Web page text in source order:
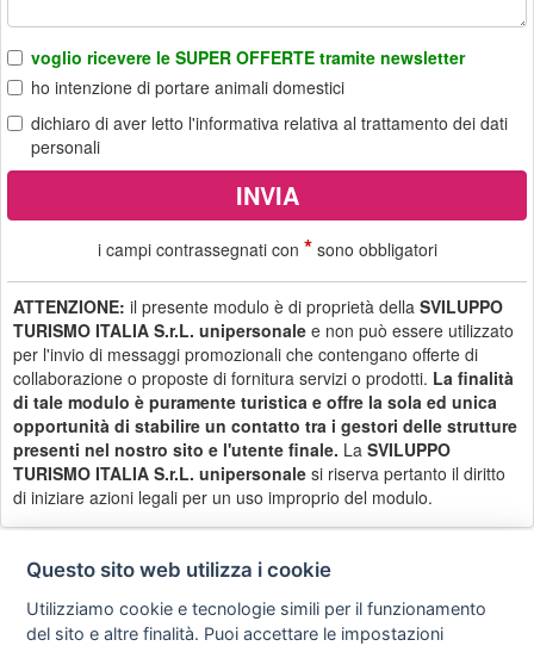
voglio ricevere le SUPER OFFERTE tramite newsletter
ho intenzione di portare animali domestici
dichiaro di aver letto l'informativa relativa al trattamento dei dati
personali
i campi contrassegnati con *sono obbligatori
ATTENZIONE: il presente modulo è di proprietà della SVILUPPO
TURISMO ITALIA S.r.L. unipersonale e non può essere utilizzato
per l'invio di messaggi promozionali che contengano offerte di
collaborazione o proposte di fornitura servizi o prodotti. La finalità
di tale modulo è puramente turistica e offre la sola ed unica
opportunità di stabilire un contatto tra i gestori delle strutture
presenti nel nostro sito e l'utente finale. La SVILUPPO
TURISMO ITALIA S.r.L. unipersonale si riserva pertanto il diritto
di iniziare azioni legali per un uso improprio del modulo.
Privacy
policy
Avviso
legale
Scrivici
Questo sito web utilizza i cookie
Utilizziamo cookie e tecnologie simili per il funzionamento
del sito e altre finalità. Puoi accettare le impostazioni